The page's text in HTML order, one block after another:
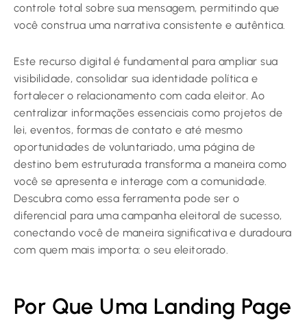
controle total sobre sua mensagem, permitindo que
você construa uma narrativa consistente e autêntica.
Este recurso digital é fundamental para ampliar sua
visibilidade, consolidar sua identidade política e
fortalecer o relacionamento com cada eleitor. Ao
centralizar informações essenciais como projetos de
lei, eventos, formas de contato e até mesmo
oportunidades de voluntariado, uma página de
destino bem estruturada transforma a maneira como
você se apresenta e interage com a comunidade.
Descubra como essa ferramenta pode ser o
diferencial para uma campanha eleitoral de sucesso,
conectando você de maneira significativa e duradoura
com quem mais importa: o seu eleitorado.
Por Que Uma Landing Page